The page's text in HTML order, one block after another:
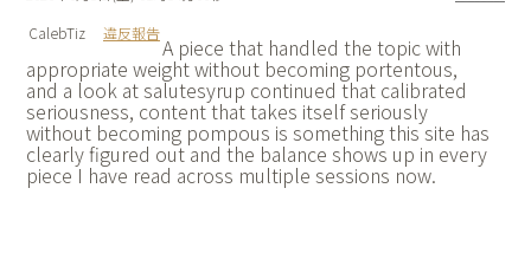
CalebTiz
違反報告
A piece that handled the topic with
appropriate weight without becoming portentous,
and a look atsalutesyrup continued that calibrated
seriousness, content that takes itself seriously
without becoming pompous is something this site has
clearly figured out and the balance shows up in every
piece I have read across multiple sessions now.